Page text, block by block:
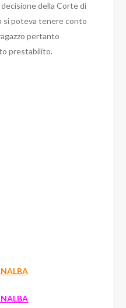
della Corte di
si poteva tenere conto
pertanto
prestabilito.